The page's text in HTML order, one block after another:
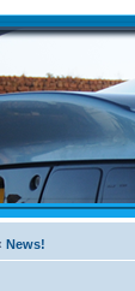
News!